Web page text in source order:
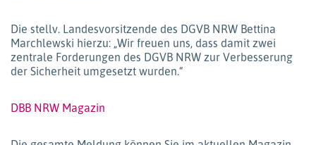
Die stellv. Landesvorsitzende des DGVB NRW Bettina
Marchlewski hierzu: „Wir freuen uns, dass damit zwei
zentrale Forderungen des DGVB NRW zur Verbesserung
der Sicherheit umgesetzt wurden.“
DBB NRW Magazin